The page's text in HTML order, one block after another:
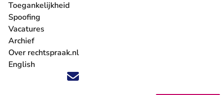
Volg ons op X (Twitter) - U verlaat Rechtspraak.nl
Volg ons op Facebook - U verlaat Rechtspraak.nl
Volg ons op Instagram - U verlaat Rechtspraak.nl
Volg ons op Youtube - U verlaat Rechtspraak.nl
Volg ons op LinkedIn - U verlaat
'Blijf op de hoogte' nieuwsbrief - U verlaat
Toegankelijkheid
Spoofing
Vacatures
- U verlaat Rechtspraak.nl
Archief
Over rechtspraak.nl
English